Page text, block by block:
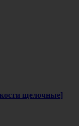
щелочные]